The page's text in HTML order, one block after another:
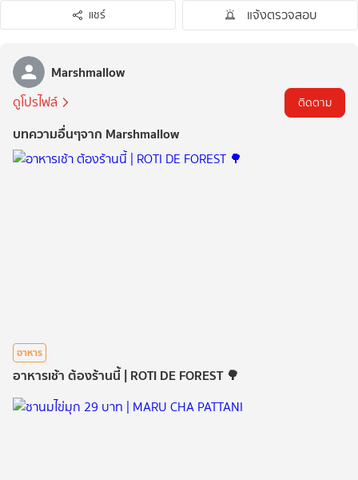
แชร์ แจ้งตรวจสอบ
Marshmallow
ดูโปรไฟล์ ติดตาม
บทความอื่นๆจาก Marshmallow
อาหาร
อาหารเช้า ต้องร้านนี้ | ROTI DE FOREST 🌳